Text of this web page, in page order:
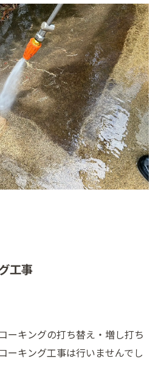
工事
ーキングの打ち替え・増し打ち
ーキング工事は行いませんでし